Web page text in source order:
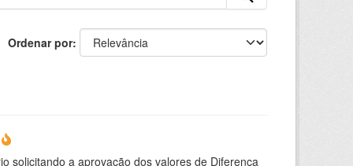
Ordenar por
solicitando a aprovação dos valores de Diferença